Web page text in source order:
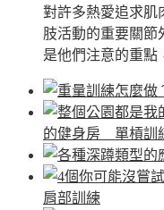
對許多熱愛追求肌
肢活動的重要關節
是他們注意的重點
的健身房 單槓訓
肩部訓練